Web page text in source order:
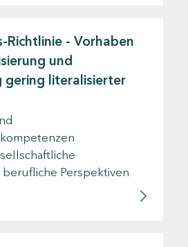
Richtlinie - Vorhaben
und
gering literalisierter
Perspektiven